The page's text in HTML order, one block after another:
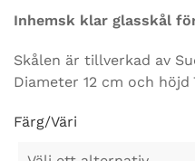
Inhemsk klar glasskål
Skålen är tillverkad av
Diameter 12 cm och höjd
Färg/Väri